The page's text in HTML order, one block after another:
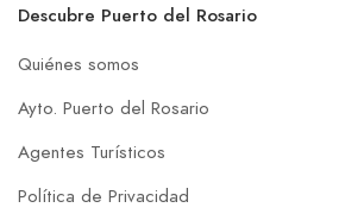
Descubre Puerto del Rosario
Quiénes somos
Ayto. Puerto del Rosario
Agentes Turísticos
Política de Privacidad